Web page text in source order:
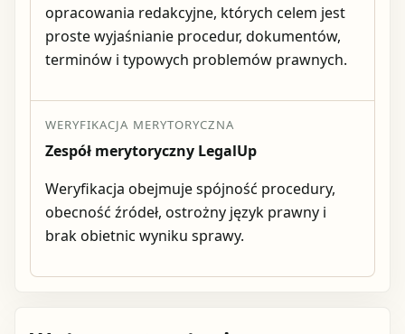
opracowania redakcyjne, których celem jest
proste wyjaśnianie procedur, dokumentów,
terminów i typowych problemów prawnych.
WERYFIKACJA MERYTORYCZNA
Zespół merytoryczny LegalUp
Weryfikacja obejmuje spójność procedury,
obecność źródeł, ostrożny język prawny i
brak obietnic wyniku sprawy.